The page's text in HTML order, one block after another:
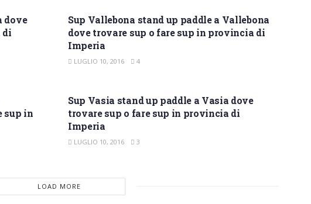
dove
di
Sup Vallebona stand up paddle a Vallebona
dove trovare sup o fare sup in provincia di
Imperia
LUGLIO 10, 2016 4
sup in
Sup Vasia stand up paddle a Vasia dove
trovare sup o fare sup in provincia di
Imperia
LUGLIO 10, 2016 3
LOAD MORE